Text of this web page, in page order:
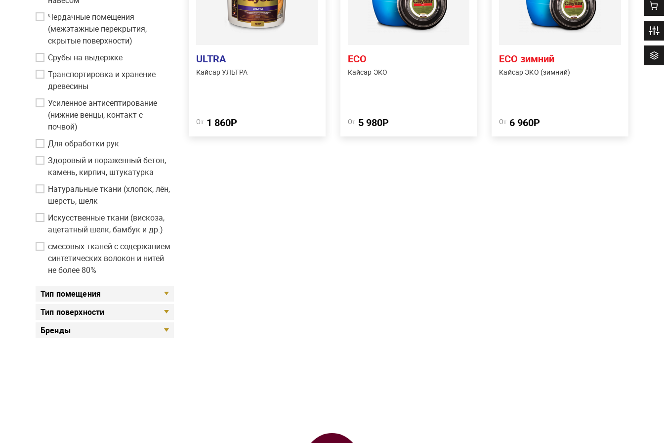
Чердачные помещения
(межэтажные перекрытия,
скрытые поверхности)
Срубы на выдержке
Транспортировка и хранение
древесины
Усиленное антисептирование
(нижние венцы, контакт с
почвой)
Для обработки рук
Здоровый и пораженный бетон,
камень, кирпич, штукатурка
Натуральные ткани (хлопок, лён,
шерсть, шелк
Искусственные ткани (вискоза,
ацетатный шелк, бамбук и др.)
смесовых тканей с содержанием
синтетических волокон и нитей
не более 80%
Тип помещения
Тип поверхности
Бренды
ULTRA
Кайсар УЛЬТРА
От 1 860Р
ЛКМ. Антисептик с огнезащитным
эффектом для наружных и
внутренних работ. Обработка до
ECO
Кайсар ЭКО
От 5 980Р
древесины. Для внутренних и
скрытых поверхностей, а также
для наружных поверхностей, не
подверженных вымыванию.
ECO зимний
Кайсар ЭКО (зимний)
От 6 960Р
древесины. Для внутренних и
скрытых поверхностей, а также
для наружных поверхностей, не
подверженных вымыванию.